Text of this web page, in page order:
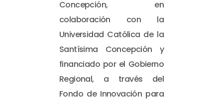
Concepción, en
colaboración con la
Universidad Católica de la
Santísima Concepción y
financiado por el Gobierno
Regional, a través del
Fondo de Innovación para